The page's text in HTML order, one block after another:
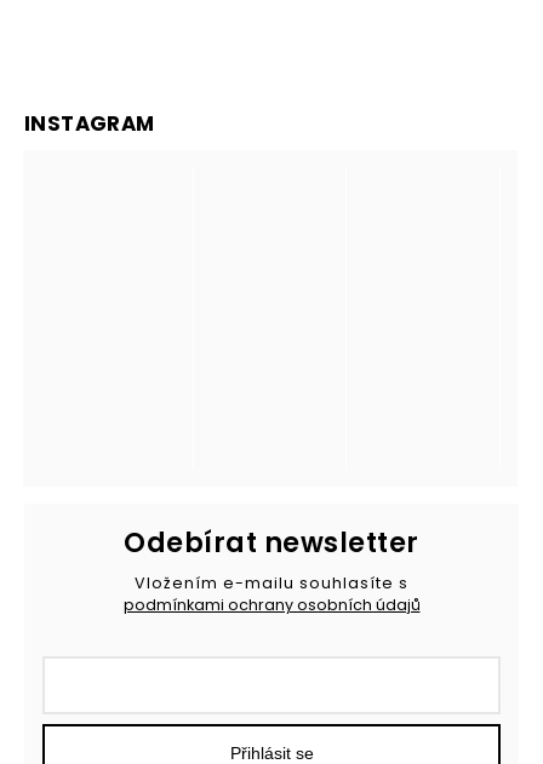
INSTAGRAM
Odebírat newsletter
Vložením e-mailu souhlasíte s
podmínkami ochrany osobních údajů
Přihlásit se